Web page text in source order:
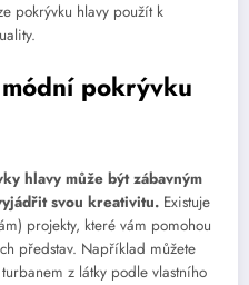
pokrývku hlavy použít k
pokrývku
hlavy může být zábavným
svou kreativitu. Existuje
projekty, které vám pomohou
představ. Například můžete
z látky podle vlastního